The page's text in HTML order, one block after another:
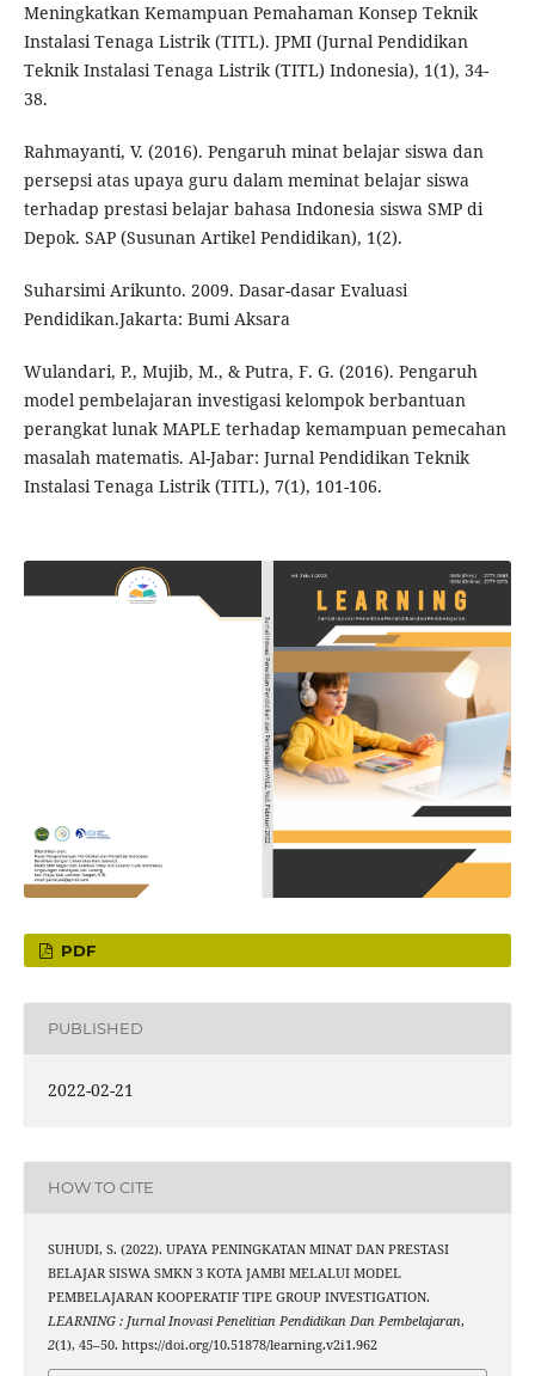
Meningkatkan Kemampuan Pemahaman Konsep Teknik
Instalasi Tenaga Listrik (TITL). JPMI (Jurnal Pendidikan
Teknik Instalasi Tenaga Listrik (TITL) Indonesia), 1(1), 34-
38.
Rahmayanti, V. (2016). Pengaruh minat belajar siswa dan
persepsi atas upaya guru dalam meminat belajar siswa
terhadap prestasi belajar bahasa Indonesia siswa SMP di
Depok. SAP (Susunan Artikel Pendidikan), 1(2).
Suharsimi Arikunto. 2009. Dasar-dasar Evaluasi
Pendidikan.Jakarta: Bumi Aksara
Wulandari, P., Mujib, M., & Putra, F. G. (2016). Pengaruh
model pembelajaran investigasi kelompok berbantuan
perangkat lunak MAPLE terhadap kemampuan pemecahan
masalah matematis. Al-Jabar: Jurnal Pendidikan Teknik
Instalasi Tenaga Listrik (TITL), 7(1), 101-106.
PDF
PUBLISHED
2022-02-21
HOW TO CITE
SUHUDI, S. (2022). UPAYA PENINGKATAN MINAT DAN PRESTASI
BELAJAR SISWA SMKN 3 KOTA JAMBI MELALUI MODEL
PEMBELAJARAN KOOPERATIF TIPE GROUP INVESTIGATION.
LEARNING : Jurnal Inovasi Penelitian Pendidikan Dan Pembelajaran,
2(1), 45–50. https://doi.org/10.51878/learning.v2i1.962